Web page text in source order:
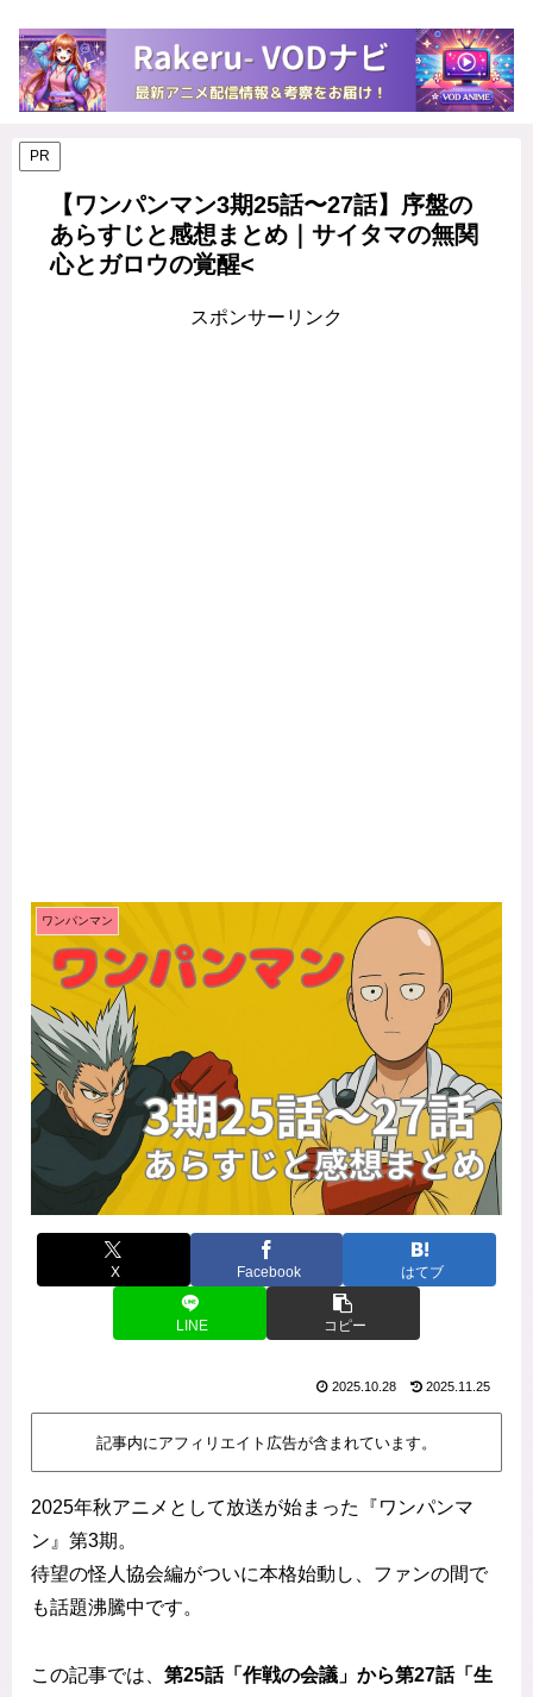
PR
【ワンパンマン3期25話〜27話】序盤の
あらすじと感想まとめ｜サイタマの無関
心とガロウの覚醒<
スポンサーリンク
ワンパンマン
X Facebook はてブ
LINE コピー
2025.10.28 2025.11.25
記事内にアフィリエイト広告が含まれています。
2025年秋アニメとして放送が始まった『ワンパンマ
ン』第3期。
待望の怪人協会編がついに本格始動し、ファンの間で
も話題沸騰中です。
この記事では、 第25話「作戦の会議」から第27話「生